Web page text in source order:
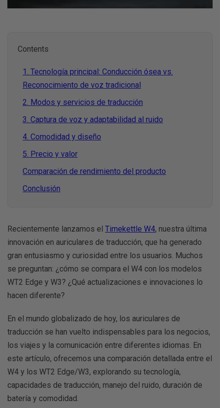
Intérprete Para
Contents
1. Tecnología principal: Conducción ósea vs.
Reconocimiento de voz tradicional
2. Modos y servicios de traducción
3. Captura de voz y adaptabilidad al ruido
4. Comodidad y diseño
5. Precio y valor
Comparación de rendimiento del producto
Conclusión
Recientemente lanzamos el Timekettle W4, nuestra última
innovación en auriculares de traducción, que ha generado
gran entusiasmo y curiosidad entre los usuarios. Muchos
se preguntan: ¿cómo se compara el W4 con los modelos
WT2 Edge y W3? ¿Qué actualizaciones e innovaciones lo
hacen diferente?
En el mundo globalizado de hoy, los auriculares de
traducción se han vuelto indispensables para los negocios,
los viajes y la comunicación entre diferentes idiomas. En
este artículo, ofrecemos una comparación detallada entre el
W4 y los WT2 Edge/W3, explorando su tecnología,
capacidades de traducción, manejo del ruido, duración de
batería y comodidad.